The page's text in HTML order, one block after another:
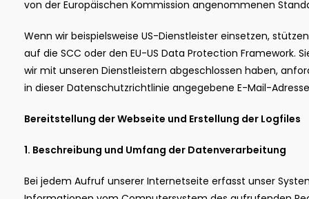
von der Europäischen Kommission angenommenen
Wenn wir beispielsweise US-Dienstleister einsetzen,
auf die SCC oder den EU-US Data Protection Framework.
wir mit unseren Dienstleistern abgeschlossen haben,
in dieser Datenschutzrichtlinie angegebene E-Mail-
Bereitstellung der Webseite und Erstellung der Logfiles
1. Beschreibung und Umfang der Datenverarbeitung
Bei jedem Aufruf unserer Internetseite erfasst unser